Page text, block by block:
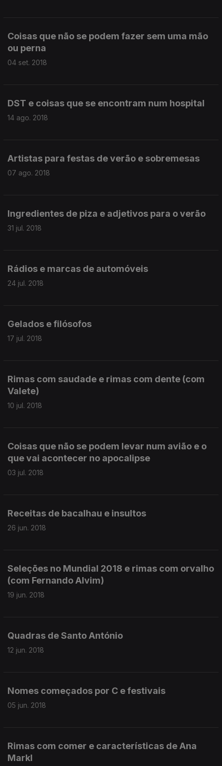
Coisas que não se podem fazer sem uma mão
ou perna
04 set. 2018
DST e coisas que se encontram num hospital
14 ago. 2018
Artistas para festas de verão e sobremesas
07 ago. 2018
Ingredientes de piza e adjetivos para o verão
31 jul. 2018
Rádios e marcas de automóveis
24 jul. 2018
Gelados e filósofos
17 jul. 2018
Rimas com saudade e rimas com dente (com
Valete)
10 jul. 2018
Coisas que não se podem levar num avião e o
que vai acontecer no apocalipse
03 jul. 2018
Receitas de bacalhau e insultos
26 jun. 2018
Seleções no Mundial 2018 e rimas com orvalho
(com Fernando Alvim)
19 jun. 2018
Quadras de Santo António
12 jun. 2018
Nomes começados por C e festivais
05 jun. 2018
Rimas com comer e características de Ana
Markl